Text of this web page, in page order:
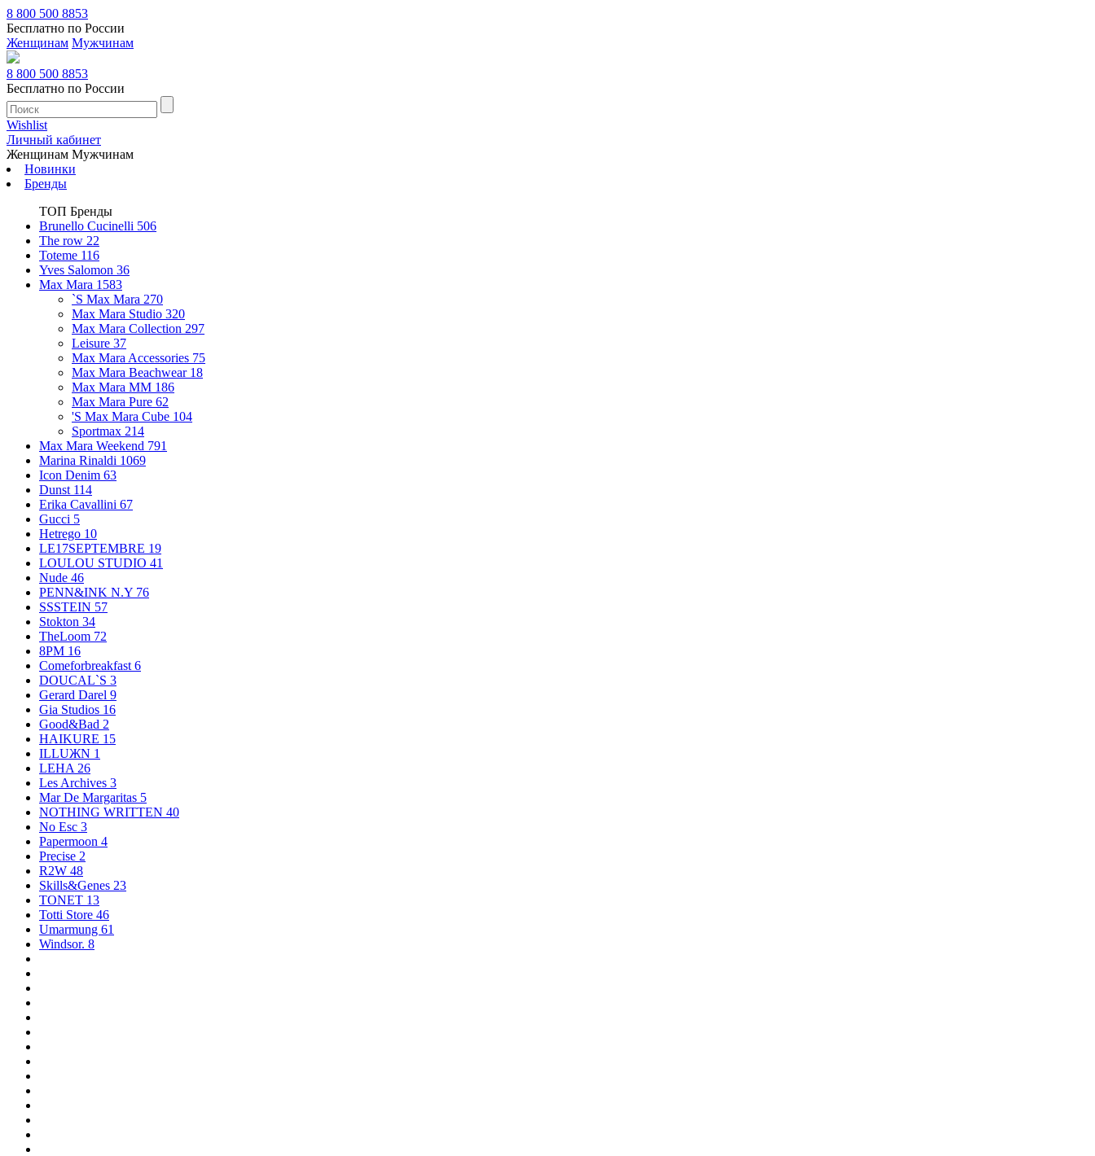
8 800 500 8853
Бесплатно по России
Женщинам Мужчинам
8 800 500 8853
Бесплатно по России
Wishlist
Личный кабинет
Женщинам Мужчинам
Новинки
Бренды
ТОП Бренды
Brunello Cucinelli 506
The row 22
Toteme 116
Yves Salomon 36
Max Mara 1583
`S Max Mara 270
Max Mara Studio 320
Max Mara Collection 297
Leisure 37
Max Mara Accessories 75
Max Mara Beachwear 18
Max Mara MM 186
Max Mara Pure 62
'S Max Mara Cube 104
Sportmax 214
Max Mara Weekend 791
Marina Rinaldi 1069
Icon Denim 63
Dunst 114
Erika Cavallini 67
Gucci 5
Hetrego 10
LE17SEPTEMBRE 19
LOULOU STUDIO 41
Nude 46
PENN&INK N.Y 76
SSSTEIN 57
Stokton 34
TheLoom 72
8PM 16
Comeforbreakfast 6
DOUCAL`S 3
Gerard Darel 9
Gia Studios 16
Good&Bad 2
HAIKURE 15
ILLUЖN 1
LEHA 26
Les Archives 3
Mar De Margaritas 5
NOTHING WRITTEN 40
No Esc 3
Papermoon 4
Precise 2
R2W 48
Skills&Genes 23
TONET 13
Totti Store 46
Umarmung 61
Windsor. 8